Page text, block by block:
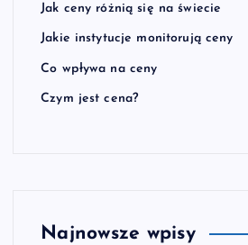
Jak ceny różnią się na świecie
Jakie instytucje monitorują ceny
Co wpływa na ceny
Czym jest cena?
Najnowsze wpisy